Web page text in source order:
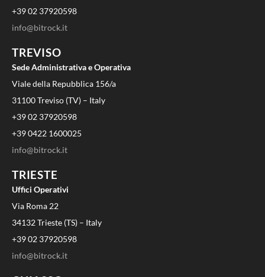
+39 02 37920598
info@bitrock.it
TREVISO
Sede Administrativa e Operativa
Viale della Repubblica 156/a
31100 Treviso (TV) – Italy
+39 02 37920598
+39 0422 1600025
info@bitrock.it
TRIESTE
Uffici Operativi
Via Roma 22
34132 Trieste (TS) – Italy
+39 02 37920598
info@bitrock.it